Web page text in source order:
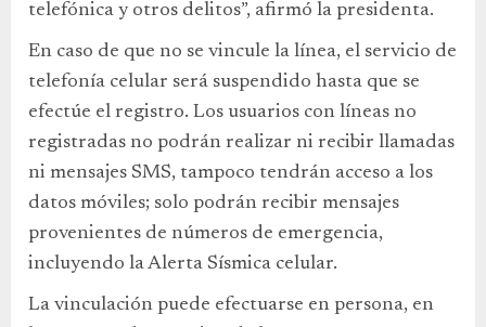
telefónica y otros delitos”, afirmó la presidenta.
En caso de que no se vincule la línea, el servicio de
telefonía celular será suspendido hasta que se
efectúe el registro. Los usuarios con líneas no
registradas no podrán realizar ni recibir llamadas
ni mensajes SMS, tampoco tendrán acceso a los
datos móviles; solo podrán recibir mensajes
provenientes de números de emergencia,
incluyendo la Alerta Sísmica celular.
La vinculación puede efectuarse en persona, en